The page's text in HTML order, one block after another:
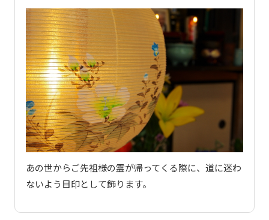
あの世からご先祖様の霊が帰ってくる際に、道に迷わ
ないよう目印として飾ります。